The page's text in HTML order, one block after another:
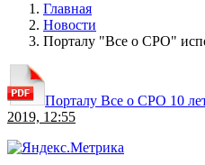
Главная
Новости
Порталу "Все о СРО"
Порталу Все о СРО 10
2019, 12:55